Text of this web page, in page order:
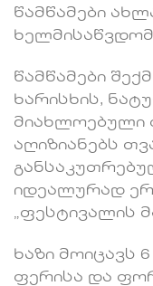
წამწამები
წამწამები
ხარისხის,
მიახლოებული
აღიზიანებს
იდეალურად
„ფესტივალის
ხაზი მოიცავს
ფერისა და